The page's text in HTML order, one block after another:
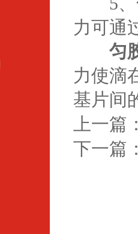
力可通
匀
力使滴
基片间
上一篇
下一篇